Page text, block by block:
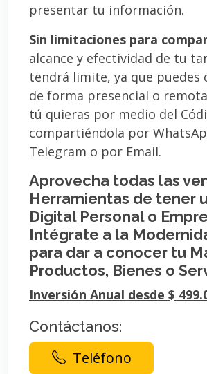
presentar tu información.
Sin limitaciones para
alcance y efectividad de tu
tendrá limite, ya que puedes
de forma presencial o
tú quieras por medio del
compartiéndola por
Telegram o por Email.
Aprovecha todas las
Herramientas de tener
Digital Personal o
Intégrate a la
para dar a conocer tu
Productos, Bienes o
Inversión Anual desde $
Contáctanos:
Teléfono